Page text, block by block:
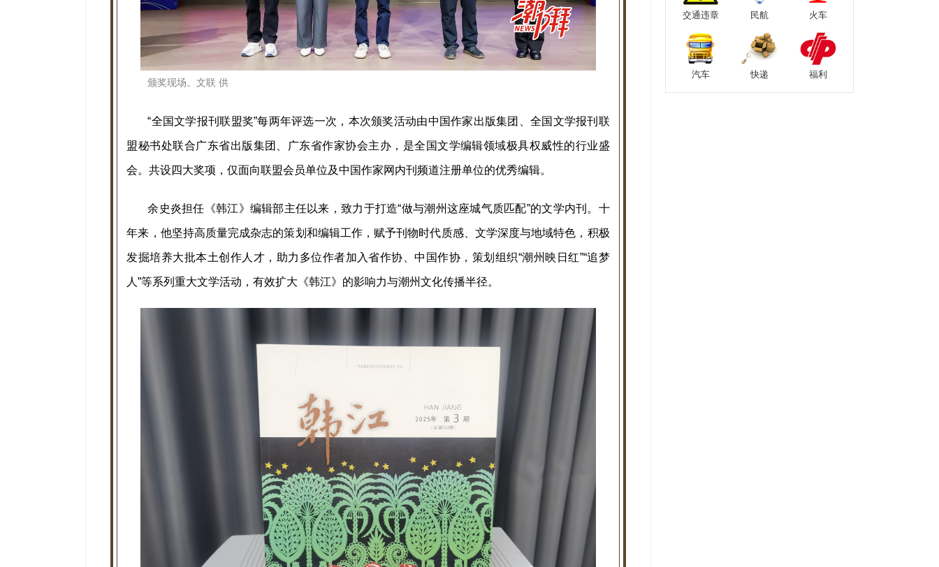
颁奖现场。文联 供
“全国文学报刊联盟奖”每两年评选一次，本次颁奖活动由中国作家出版集团、全国文学报刊联
盟秘书处联合广东省出版集团、广东省作家协会主办，是全国文学编辑领域极具权威性的行业盛
会。共设四大奖项，仅面向联盟会员单位及中国作家网内刊频道注册单位的优秀编辑。
余史炎担任《韩江》编辑部主任以来，致力于打造“做与潮州这座城气质匹配”的文学内刊。十
年来，他坚持高质量完成杂志的策划和编辑工作，赋予刊物时代质感、文学深度与地域特色，积极
发掘培养大批本土创作人才，助力多位作者加入省作协、中国作协，策划组织“潮州映日红”“追梦
人”等系列重大文学活动，有效扩大《韩江》的影响力与潮州文化传播半径。
交通违章 民航 火车
汽车 快递 福利